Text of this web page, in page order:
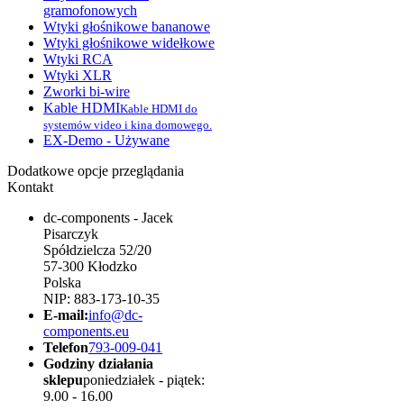
gramofonowych
Wtyki głośnikowe bananowe
Wtyki głośnikowe widełkowe
Wtyki RCA
Wtyki XLR
Zworki bi-wire
Kable HDMIKable HDMI do
systemów video i kina domowego.
EX-Demo - Używane
Dodatkowe opcje przeglądania
Kontakt
dc-components - Jacek
Pisarczyk
Spółdzielcza 52/20
57-300 Kłodzko
Polska
NIP: 883-173-10-35
E-mail:info@dc-
components.eu
Telefon793-009-041
Godziny działania
sklepuponiedziałek - piątek:
9.00 - 16.00